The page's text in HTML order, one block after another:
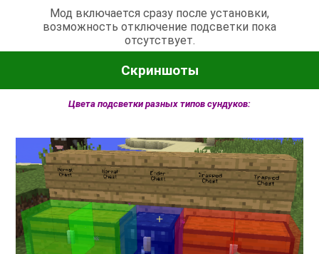
Мод включается сразу после установки,
возможность отключение подсветки пока
отсутствует.
Скриншоты
Цвета подсветки разных типов сундуков: